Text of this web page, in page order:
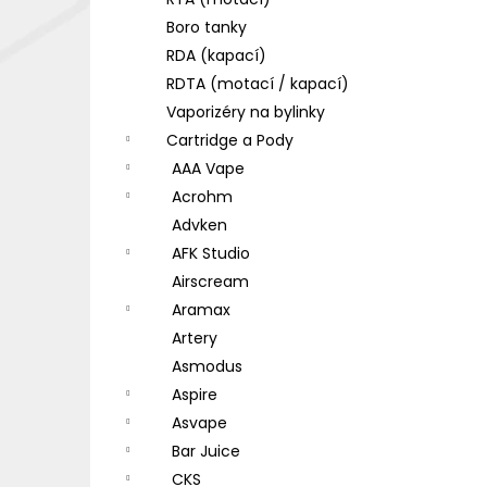
Boro tanky
RDA (kapací)
RDTA (motací / kapací)
Vaporizéry na bylinky
Cartridge a Pody
AAA Vape
Acrohm
Advken
AFK Studio
Airscream
Aramax
Artery
Asmodus
Aspire
Asvape
Bar Juice
CKS
DEKANG DESERT SHIP 10ML 18MG
155 Kč
Původně: 195 Kč